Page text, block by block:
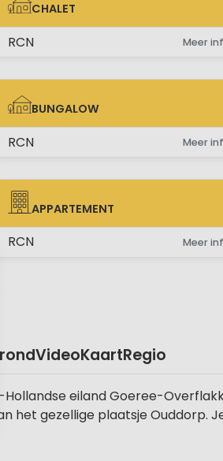
CHALET
CHALET
RCN Meer
BUNGALOW
BUNGALOW
RCN Meer
APPARTEMENT
APPARTEMENT
RCN Meer
VideoKaartRegio
eiland Goeree-
het gezellige plaatsje Ouddorp.